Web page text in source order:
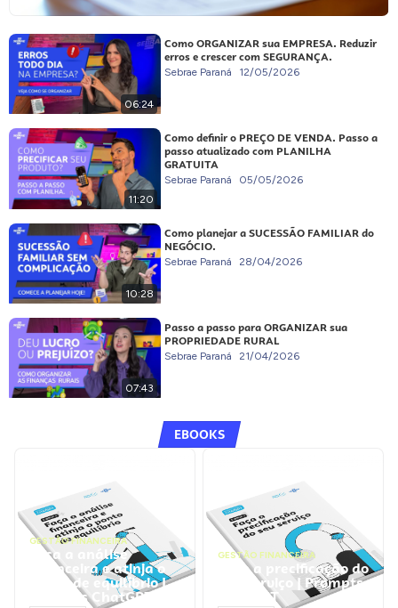
06:24
Como ORGANIZAR sua EMPRESA. Reduzir
erros e crescer com SEGURANÇA.
Sebrae Paraná 12/05/2026
11:20
Como definir o PREÇO DE VENDA. Passo a
passo atualizado com PLANILHA
GRATUITA
Sebrae Paraná 05/05/2026
10:28
Como planejar a SUCESSÃO FAMILIAR do
NEGÓCIO.
Sebrae Paraná 28/04/2026
07:43
Passo a passo para ORGANIZAR sua
PROPRIEDADE RURAL
Sebrae Paraná 21/04/2026
EBOOKS
GESTÃO FINANCEIRA
Faça a análise
financeira e atinja o
ponto de equilíbrio |
Prompts ChatGPT
GESTÃO FINANCEIRA
Faça a precificação do
seu serviço | Prompts
ChatGPT